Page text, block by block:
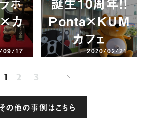
09/17
カ
2020/02/21
カフェ
1 2 3
その他の事例はこちら